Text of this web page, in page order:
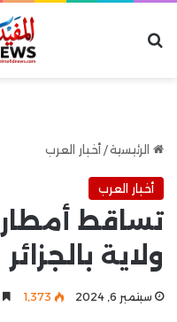
الرئيسية/ أخبار العرب
أخبار العرب
ولاية بالجزائر
سبتمبر 6, 2024 1٬373